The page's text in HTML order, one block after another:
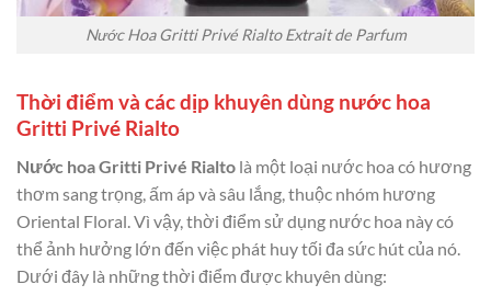
Nước Hoa Gritti Privé Rialto Extrait de Parfum
Thời điểm và các dịp khuyên dùng nước hoa
Gritti Privé Rialto
Nước hoa Gritti Privé Rialto là một loại nước hoa có hương
thơm sang trọng, ấm áp và sâu lắng, thuộc nhóm hương
Oriental Floral. Vì vậy, thời điểm sử dụng nước hoa này có
thể ảnh hưởng lớn đến việc phát huy tối đa sức hút của nó.
Dưới đây là những thời điểm được khuyên dùng: